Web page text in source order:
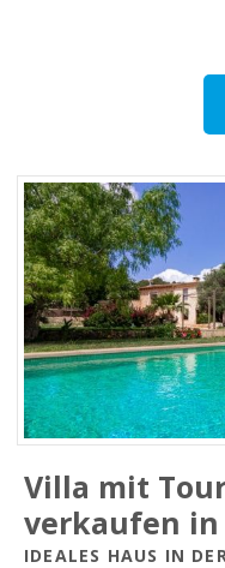
Villa mit
verkaufen in
IDEALES HAUS IN